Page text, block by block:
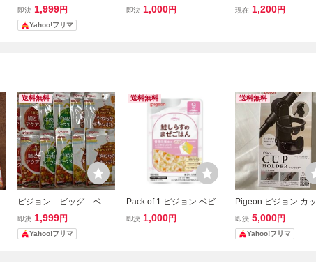
ーフード 12か月 1
歳 離乳食 pigeon 大容
量 BIG 賞味期限 野
即決 1,999円
Yahoo!フリマ
フード 食育レシピ9か月
即決 1,000円
igeon ピジョン ベビ
現在 1,200円
送料無料
ピジョン ビッグ ベビ
ーフード 12か月 1
歳 離乳食 pigeon 大容
量 BIG 賞味期限 野
即決 1,999円
Yahoo!フリマ
送料無料
Pack of 1 ピジョン ベビー
フード 食育レシピ9か月
即決 1,000円
送料無料
Pigeon ピジョン カ
ホルダー ベビーカー
リンクホルダー
即決 5,000円
Yahoo!フリマ